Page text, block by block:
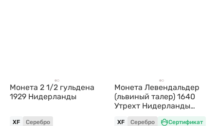
Монета 2 1/2 гульдена
1929 Нидерланды
XF Серебро
Монета Левендальдер
(львиный талер) 1640
Утрехт Нидерланды
Голландия
XF Серебро Сертификат